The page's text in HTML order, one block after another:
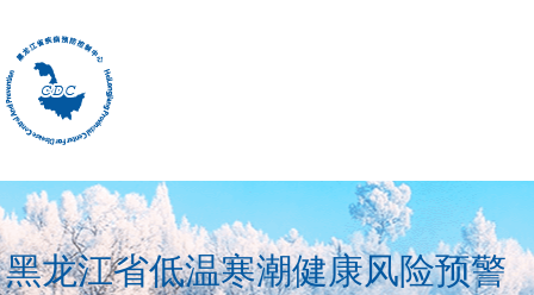
黑龙江省低温寒潮健康风险预警